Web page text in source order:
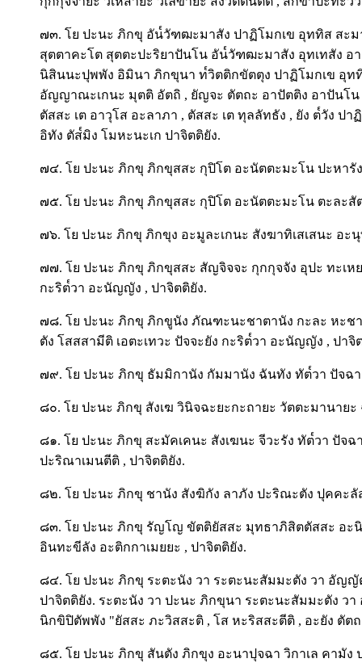
๗๓. โย ปะนะ ภิกขุ อัน๎วัฑฒะมาสัง ปาฏิโมกเข อุททิส สะม
สุตตาคะโต สุตตะปะริยาปันโน อัน๎วัฑฒะมาสัง อุทเทสัง อ
นิสินนะปุพพัง อิมินา ภิกขุนา ท๎วิตติกขัตตุง ปาฏิโมกเข อุท
อัญญาณะเกนะ มุตติ อัตถิ , ยัญจะ ตัตถะ อาปัตติง อาปันโ
ตัสสะ เต อาวุโส อะลาภา , ตัสสะ เต ทุลลัทธัง , ยัง ต๎วัง
อิทัง ตัส๎มิง โมหะนะเก ปาจิตติยัง.
๗๔. โย ปะนะ ภิกขุ ภิกขุสสะ กุปิโต อะนัตตะมะโน ปะหารัง
๗๕. โย ปะนะ ภิกขุ ภิกขุสสะ กุปิโต อะนัตตะมะโน ตะละสั
๗๖. โย ปะนะ ภิกขุ ภิกขุง อะมูละเกนะ สังฆาทิเสเสนะ อะนุ
๗๗. โย ปะนะ ภิกขุ ภิกขุสสะ สัญจิจจะ กุกกุจจัง อุปะ ทะเห
กะริต๎วา อะนัญญัง , ปาจิตติยัง.
๗๘. โย ปะนะ ภิกขุ ภิกขูนัง ภัณฑะนะชาตานัง กะละ หะช
ตัง โสสสามีติ เอตะเทวะ ปัจจะยัง กะริต๎วา อะนัญญัง , ปาจิ
๗๙. โย ปะนะ ภิกขุ ธัมมิกานัง กัมมานัง ฉันทัง ทัต๎วา ปัจฉ
๘๐. โย ปะนะ ภิกขุ สังเฆ วินิจฉะยะกะถายะ วัตตะมานาย
๘๑. โย ปะนะ ภิกขุ สะมัคเคนะ สังเฆนะ จีวะรัง ทัต๎วา ปัจ
ปะริณาเมนตีติ , ปาจิตติยัง.
๘๒. โย ปะนะ ภิกขุ ชานัง สังฆิกัง ลาภัง ปะริณะตัง ปุคคะ
๘๓. โย ปะนะ ภิกขุ รัญโญ ขัตติยัสสะ มุทธาภิสิตตัสสะ อะ
อินทะขีลัง อะติกกาเมยยะ , ปาจิตติยัง.
๘๔. โย ปะนะ ภิกขุ ระตะนัง วา ระตะนะสัมมะตัง วา อัญ
ปาจิตติยัง. ระตะนัง วา ปะนะ ภิกขุนา ระตะนะสัมมะตัง ว
นิกขิปิตัพพัง "ยัสสะ ภะวิสสะติ , โส หะริสสะตีติ , อะยัง ตัต
๘๕. โย ปะนะ ภิกขุ สันตัง ภิกขุง อะนาปุจฉา วิกาเล คามัง